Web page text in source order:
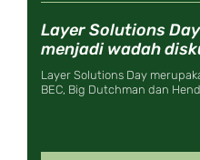
Layer Solutions
menjadi wadah
Layer Solutions Day
BEC, Big Dutchman dan